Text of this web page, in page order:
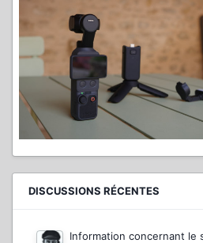
DISCUSSIONS RÉCENTES
Information concernant le